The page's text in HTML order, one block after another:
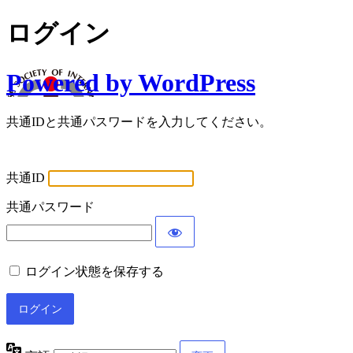
ログイン
Powered by WordPress
共通IDと共通パスワードを入力してください。
共通ID
共通パスワード
ログイン状態を保存する